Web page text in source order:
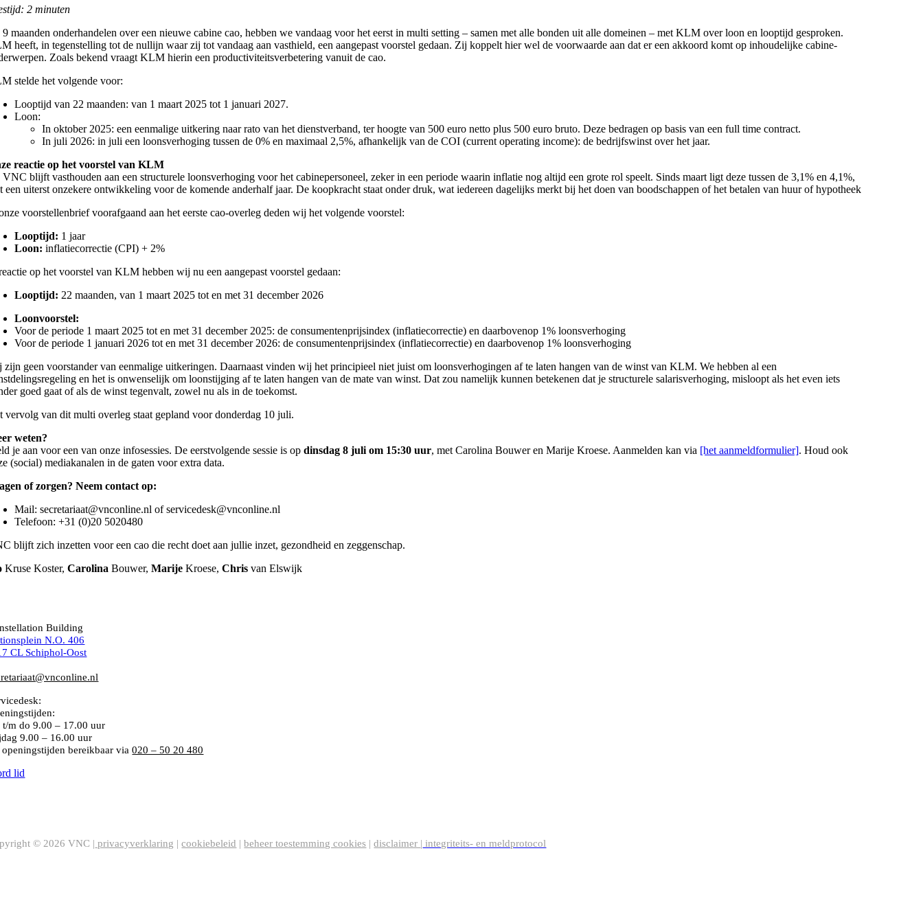
2 minuten
9 maanden onderhandelen over een nieuwe cabine cao, hebben we vandaag voor het eerst in multi setting – samen met alle bonden uit alle domeinen – met KLM over loon en looptijd gesproken.
heeft, in tegenstelling tot de nullijn waar zij tot vandaag aan vasthield, een aangepast voorstel gedaan. Zij koppelt hier wel de voorwaarde aan dat er een akkoord komt op inhoudelijke cabine-
Zoals bekend vraagt KLM hierin een productiviteitsverbetering vanuit de cao.
stelde het volgende voor:
Looptijd van 22 maanden: van 1 maart 2025 tot 1 januari 2027.
Loon:
In oktober 2025: een eenmalige uitkering naar rato van het dienstverband, ter hoogte van 500 euro netto plus 500 euro bruto. Deze bedragen op basis van een full time contract.
In juli 2026: in juli een loonsverhoging tussen de 0% en maximaal 2,5%, afhankelijk van de COI (current operating income): de bedrijfswinst over het jaar.
reactie op het voorstel van KLM
VNC blijft vasthouden aan een structurele loonsverhoging voor het cabinepersoneel, zeker in een periode waarin inflatie nog altijd een grote rol speelt. Sinds maart ligt deze tussen de 3,1% en 4,1%,
een uiterst onzekere ontwikkeling voor de komende anderhalf jaar. De koopkracht staat onder druk, wat iedereen dagelijks merkt bij het doen van boodschappen of het betalen van huur of hypotheek
voorstellenbrief voorafgaand aan het eerste cao-overleg deden wij het volgende voorstel:
Looptijd: 1 jaar
Loon: inflatiecorrectie (CPI) + 2%
op het voorstel van KLM hebben wij nu een aangepast voorstel gedaan:
Looptijd: 22 maanden, van 1 maart 2025 tot en met 31 december 2026
Loonvoorstel:
Voor de periode 1 maart 2025 tot en met 31 december 2025: de consumentenprijsindex (inflatiecorrectie) en daarbovenop 1% loonsverhoging
Voor de periode 1 januari 2026 tot en met 31 december 2026: de consumentenprijsindex (inflatiecorrectie) en daarbovenop 1% loonsverhoging
zijn geen voorstander van eenmalige uitkeringen. Daarnaast vinden wij het principieel niet juist om loonsverhogingen af te laten hangen van de winst van KLM. We hebben al een
en het is onwenselijk om loonstijging af te laten hangen van de mate van winst. Dat zou namelijk kunnen betekenen dat je structurele salarisverhoging, misloopt als het even iets
goed gaat of als de winst tegenvalt, zowel nu als in de toekomst.
vervolg van dit multi overleg staat gepland voor donderdag 10 juli.
weten?
je aan voor een van onze infosessies. De eerstvolgende sessie is opdinsdag 8 juli om 15:30 uur, met Carolina Bouwer en Marije Kroese. Aanmelden kan via [het aanmeldformulier]. Houd ook
(social) mediakanalen in de gaten voor extra data.
of zorgen? Neem contact op:
Mail: secretariaat@vnconline.nl of servicedesk@vnconline.nl
Telefoon: +31 (0)20 5020480
blijft zich inzetten voor een cao die recht doet aan jullie inzet, gezondheid en zeggenschap.
Kruse Koster,Carolina Bouwer,MarijeKroese,Chris van Elswijk
Building
N.O. 406
CL Schiphol-Oost
t/m do9.00 – 17.00 uur
9.00 – 16.00 uur
openingstijden bereikbaar via020 – 50 20 480
lid
© 2026VNC | privacyverklaring |cookiebeleid |beheer toestemming cookies |disclaimer | integriteits- en meldprotocol